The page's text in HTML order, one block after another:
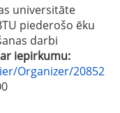
universitāte
piederošo ēku
darbi
iepirkumu:
Organizer/20852